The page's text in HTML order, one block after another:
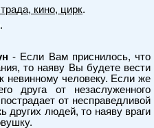
кино, цирк.
.
- Если Вам приснилось, что
то наяву Вы будете вести
невинному человеку. Если же
друга от незаслуженного
от несправедливой
людей, то наяву враги